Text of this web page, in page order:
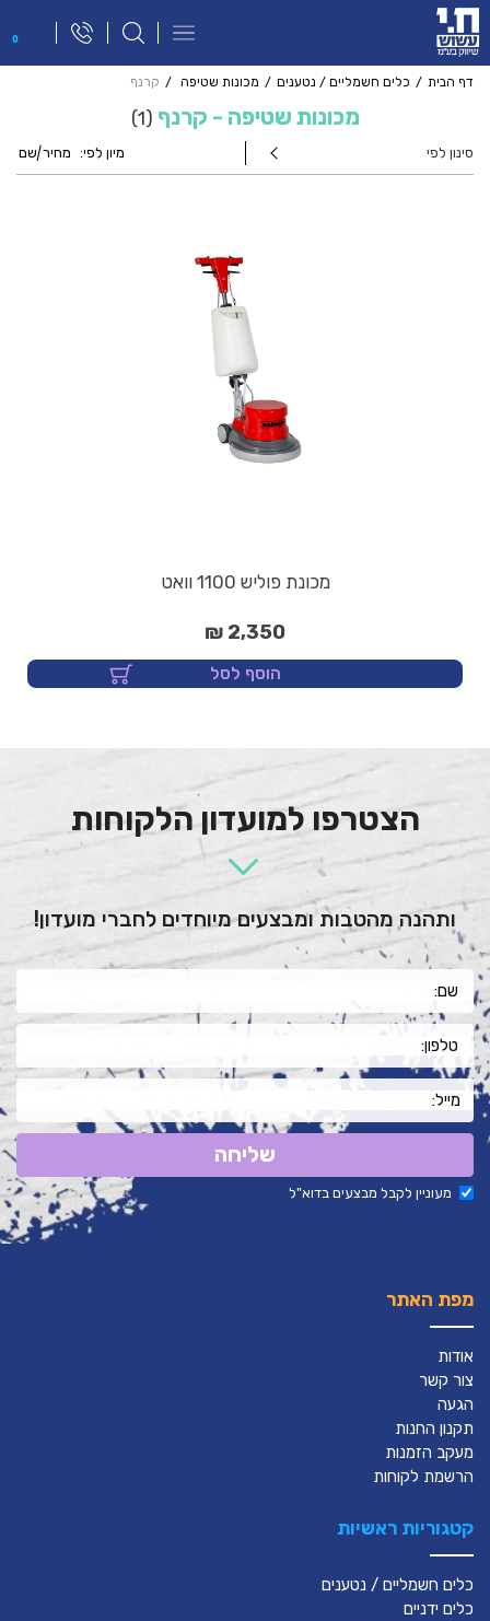
0
פתח
ניווט
דף הבית כלים חשמליים / נטענים מכונות שטיפה קרנף
מכונות שטיפה - קרנף 1
מיון לפי: מחיר|שם סינון לפי
מכונת פוליש 1100 וואט
2,350 ₪
הוסף לסל
הצטרפו למועדון הלקוחות
ותהנה מהטבות ומבצעים מיוחדים לחברי מועדון!
שליחה
מעוניין לקבל מבצעים בדוא"ל
מפת האתר
אודות
צור קשר
הגעה
תקנון החנות
מעקב הזמנות
הרשמת לקוחות
קטגוריות ראשיות
כלים חשמליים / נטענים
כלים ידניים